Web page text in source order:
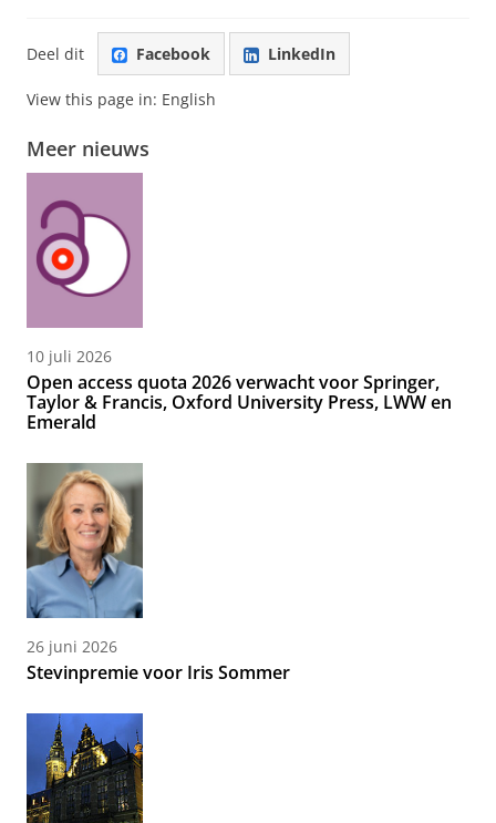
Deel dit Facebook LinkedIn
View this page in: English
Meer nieuws
10 juli 2026
Open access quota 2026 verwacht voor Springer,
Taylor & Francis, Oxford University Press, LWW en
Emerald
26 juni 2026
Stevinpremie voor Iris Sommer